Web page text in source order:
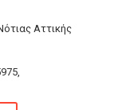
Αττικής